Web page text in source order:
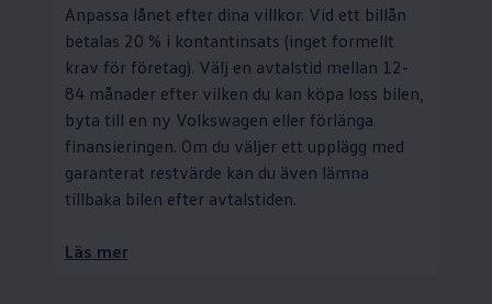
Anpassa lånet efter dina villkor. Vid ett billån
betalas 20 % i kontantinsats (inget formellt
krav för företag). Välj en avtalstid mellan 12-
84 månader efter vilken du kan köpa loss bilen,
byta till en ny Volkswagen eller förlänga
finansieringen. Om du väljer ett upplägg med
garanterat restvärde kan du även lämna
tillbaka bilen efter avtalstiden.
Läs mer